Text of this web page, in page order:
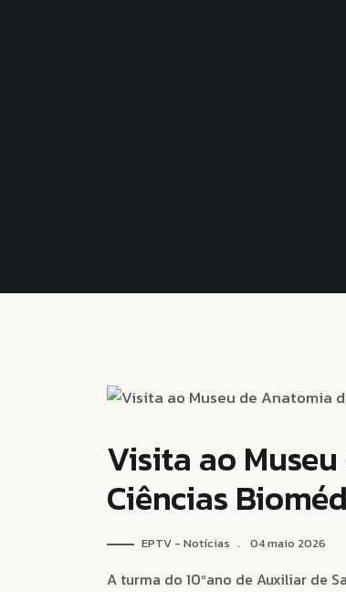
Visita ao
Ciências
EPTV - Notícias 04 maio 2026
A turma do 10ºano de Auxiliar de